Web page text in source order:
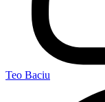
Teo Baciu